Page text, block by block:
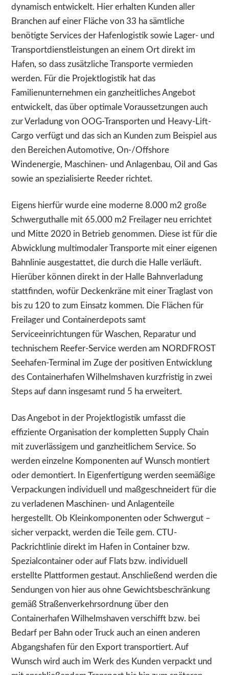
dynamisch entwickelt. Hier erhalten Kunden aller
Branchen auf einer Fläche von 33 ha sämtliche
benötigte Services der Hafenlogistik sowie Lager- und
Transportdienstleistungen an einem Ort direkt im
Hafen, so dass zusätzliche Transporte vermieden
werden. Für die Projektlogistik hat das
Familienunternehmen ein ganzheitliches Angebot
entwickelt, das über optimale Voraussetzungen auch
zur Verladung von OOG-Transporten und Heavy-Lift-
Cargo verfügt und das sich an Kunden zum Beispiel aus
den Bereichen Automotive, On-/Offshore
Windenergie, Maschinen- und Anlagenbau, Oil and Gas
sowie an spezialisierte Reeder richtet.
Eigens hierfür wurde eine moderne 8.000 m2 große
Schwerguthalle mit 65.000 m2 Freilager neu errichtet
und Mitte 2020 in Betrieb genommen. Diese ist für die
Abwicklung multimodaler Transporte mit einer eigenen
Bahnlinie ausgestattet, die durch die Halle verläuft.
Hierüber können direkt in der Halle Bahnverladung
stattfinden, wofür Deckenkräne mit einer Traglast von
bis zu 120 to zum Einsatz kommen. Die Flächen für
Freilager und Containerdepots samt
Serviceeinrichtungen für Waschen, Reparatur und
technischem Reefer-Service werden am NORDFROST
Seehafen-Terminal im Zuge der positiven Entwicklung
des Containerhafen Wilhelmshaven kurzfristig in zwei
Steps auf dann insgesamt rund 5 ha erweitert.
Das Angebot in der Projektlogistik umfasst die
effiziente Organisation der kompletten Supply Chain
mit zuverlässigem und ganzheitlichem Service. So
werden einzelne Komponenten auf Wunsch montiert
oder demontiert. In Eigenfertigung werden seemäßige
Verpackungen individuell und maßgeschneidert für die
zu verladenen Maschinen- und Anlagenteile
hergestellt. Ob Kleinkomponenten oder Schwergut –
sicher verpackt, werden die Teile gem. CTU-
Packrichtlinie direkt im Hafen in Container bzw.
Spezialcontainer oder auf Flats bzw. individuell
erstellte Plattformen gestaut. Anschließend werden die
Sendungen von hier aus ohne Gewichtsbeschränkung
gemäß Straßenverkehrsordnung über den
Containerhafen Wilhelmshaven verschifft bzw. bei
Bedarf per Bahn oder Truck auch an einen anderen
Abgangshafen für den Export transportiert. Auf
Wunsch wird auch im Werk des Kunden verpackt und